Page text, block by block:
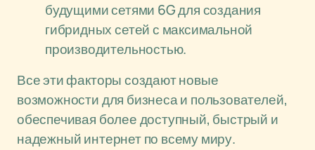
будущими сетями 6G для создания
гибридных сетей с максимальной
производительностью.
Все эти факторы создают новые
возможности для бизнеса и пользователей,
обеспечивая более доступный, быстрый и
надежный интернет по всему миру.